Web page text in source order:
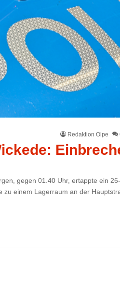
Redaktion Olpe
gegen 01.40 Uhr, ertappte ein
zu einem Lagerraum an der